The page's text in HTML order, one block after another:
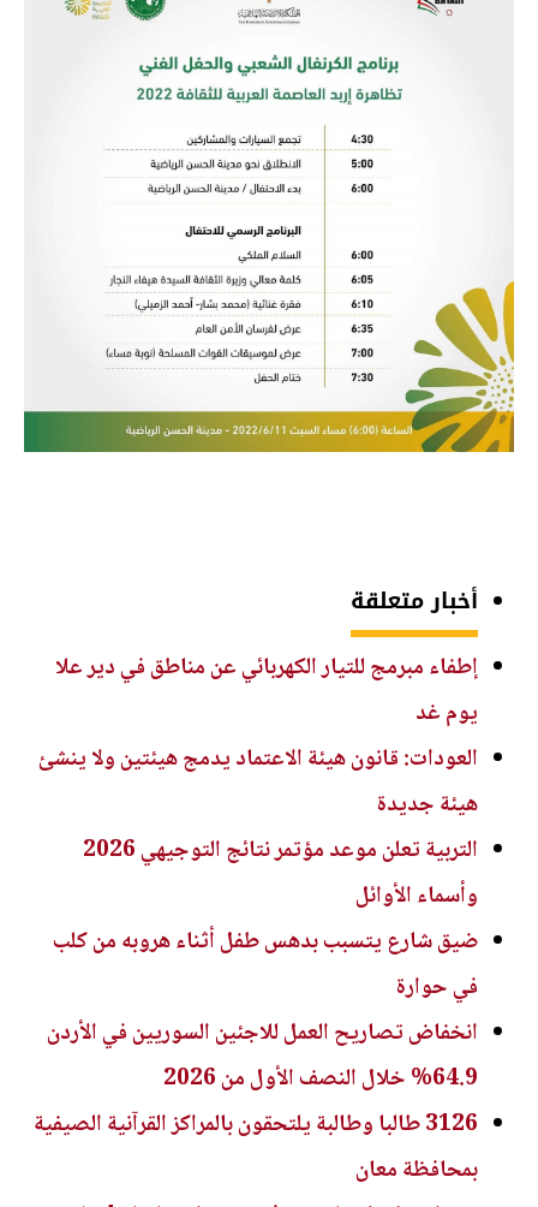
أخبار متعلقة
إطفاء مبرمج للتيار الكهربائي عن مناطق في دير علا
يوم غد
العودات: قانون هيئة الاعتماد يدمج هيئتين ولا ينشئ
هيئة جديدة
التربية تعلن موعد مؤتمر نتائج التوجيهي 2026
وأسماء الأوائل
ضيق شارع يتسبب بدهس طفل أثناء هروبه من كلب
في حوارة
انخفاض تصاريح العمل للاجئين السوريين في الأردن
64.9% خلال النصف الأول من 2026
3126 طالبا وطالبة يلتحقون بالمراكز القرآنية الصيفية
بمحافظة معان